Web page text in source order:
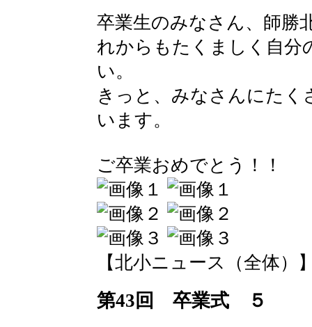
卒業生のみなさん、師勝
れからもたくましく自分
い。
きっと、みなさんにた
います。
ご卒業おめでとう！！
【北小ニュース（全体）
第43回 卒業式 ５